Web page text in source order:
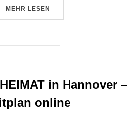
MEHR ÜBER “RANDNOTIZ: HEIMAT 3
LESEN
in Hannover –
online